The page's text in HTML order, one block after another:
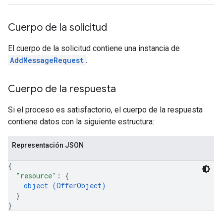
Cuerpo de la solicitud
El cuerpo de la solicitud contiene una instancia de
AddMessageRequest .
Cuerpo de la respuesta
Si el proceso es satisfactorio, el cuerpo de la respuesta
contiene datos con la siguiente estructura:
Representación JSON
{
"resource" : {
object (OfferObject)
}
}